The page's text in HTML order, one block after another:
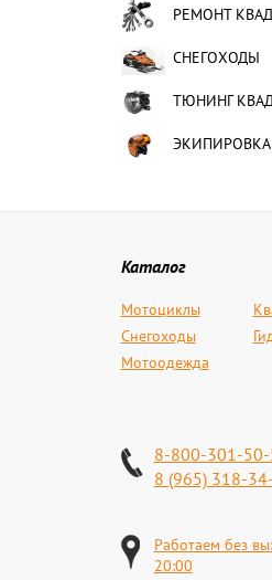
РЕМОНТ
СНЕГОХОДЫ
ТЮНИНГ
ЭКИПИРОВКА
Каталог
Мотоциклы
Снегоходы
Мотоодежда
8-800-301-
8 (965) 318-
Работаем без
20:00